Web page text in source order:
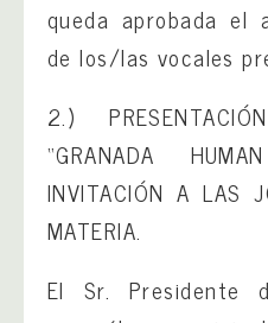
queda aprobada el
de los/las vocales
2.)
“GRANADA
INVITACIÓN A LAS
MATERIA.
El Sr. Presidente